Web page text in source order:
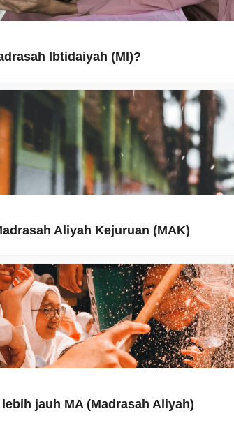
Ibtidaiyah (MI)?
Aliyah Kejuruan (MAK)
jauh MA (Madrasah Aliyah)